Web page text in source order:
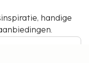
handige